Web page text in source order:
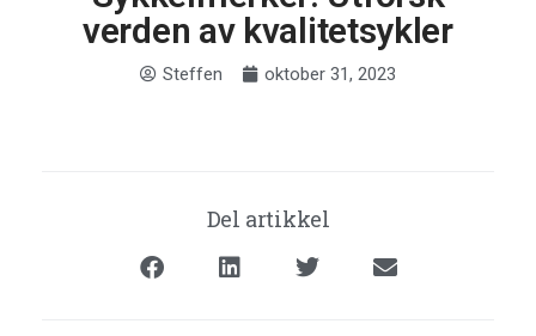
verden av kvalitetsykler
Steffen oktober 31, 2023
Del artikkel